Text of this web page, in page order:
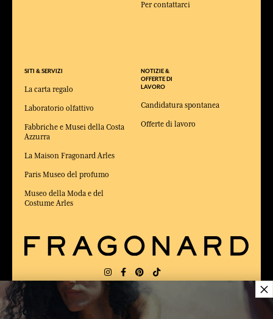
SITI & SERVIZI
La carta regalo
Laboratorio olfattivo
Fabbriche e Musei della Costa
Azzurra
La Maison Fragonard Arles
Paris Museo del profumo
Museo della Moda e del
Costume Arles
Per contattarci
NOTIZIE &
OFFERTE DI
LAVORO
Candidatura spontanea
Offerte di lavoro
US
×